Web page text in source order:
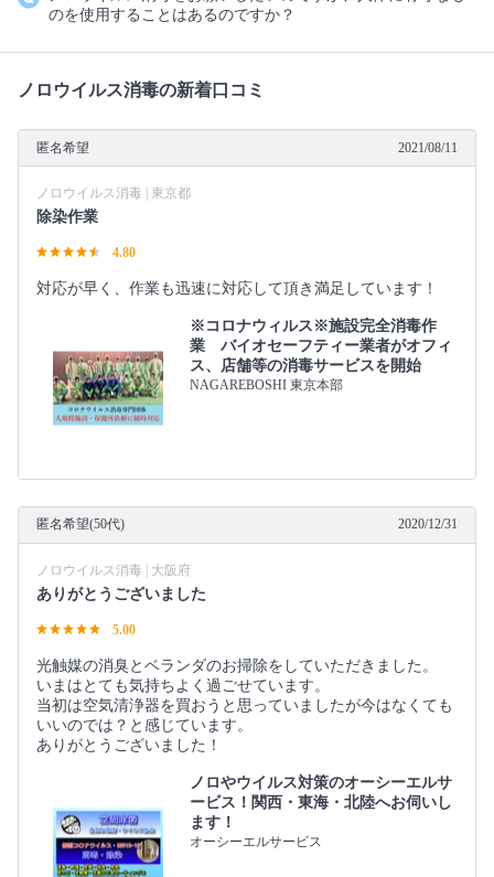
のを使用することはあるのですか？
ノロウイルス消毒の新着口コミ
匿名希望 2021/08/11
ノロウイルス消毒 | 東京都
除染作業
4.80
対応が早く、作業も迅速に対応して頂き満足しています！
※コロナウィルス※施設完全消毒作
業 バイオセーフティー業者がオフィ
ス、店舗等の消毒サービスを開始
NAGAREBOSHI 東京本部
匿名希望(50代) 2020/12/31
ノロウイルス消毒 | 大阪府
ありがとうございました
5.00
光触媒の消臭とベランダのお掃除をしていただきました。
いまはとても気持ちよく過ごせています。
当初は空気清浄器を買おうと思っていましたが今はなくても
いいのでは？と感じています。
ありがとうございました！
ノロやウイルス対策のオーシーエルサ
ービス！関西・東海・北陸へお伺いし
ます！
オーシーエルサービス